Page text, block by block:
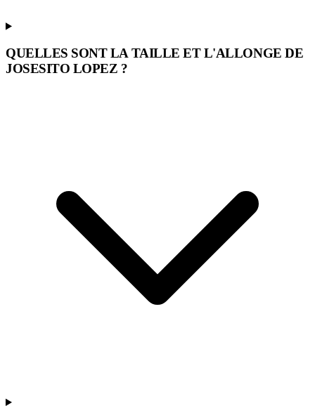
QUELLES SONT LA TAILLE ET L'ALLONGE DE
JOSESITO LOPEZ ?